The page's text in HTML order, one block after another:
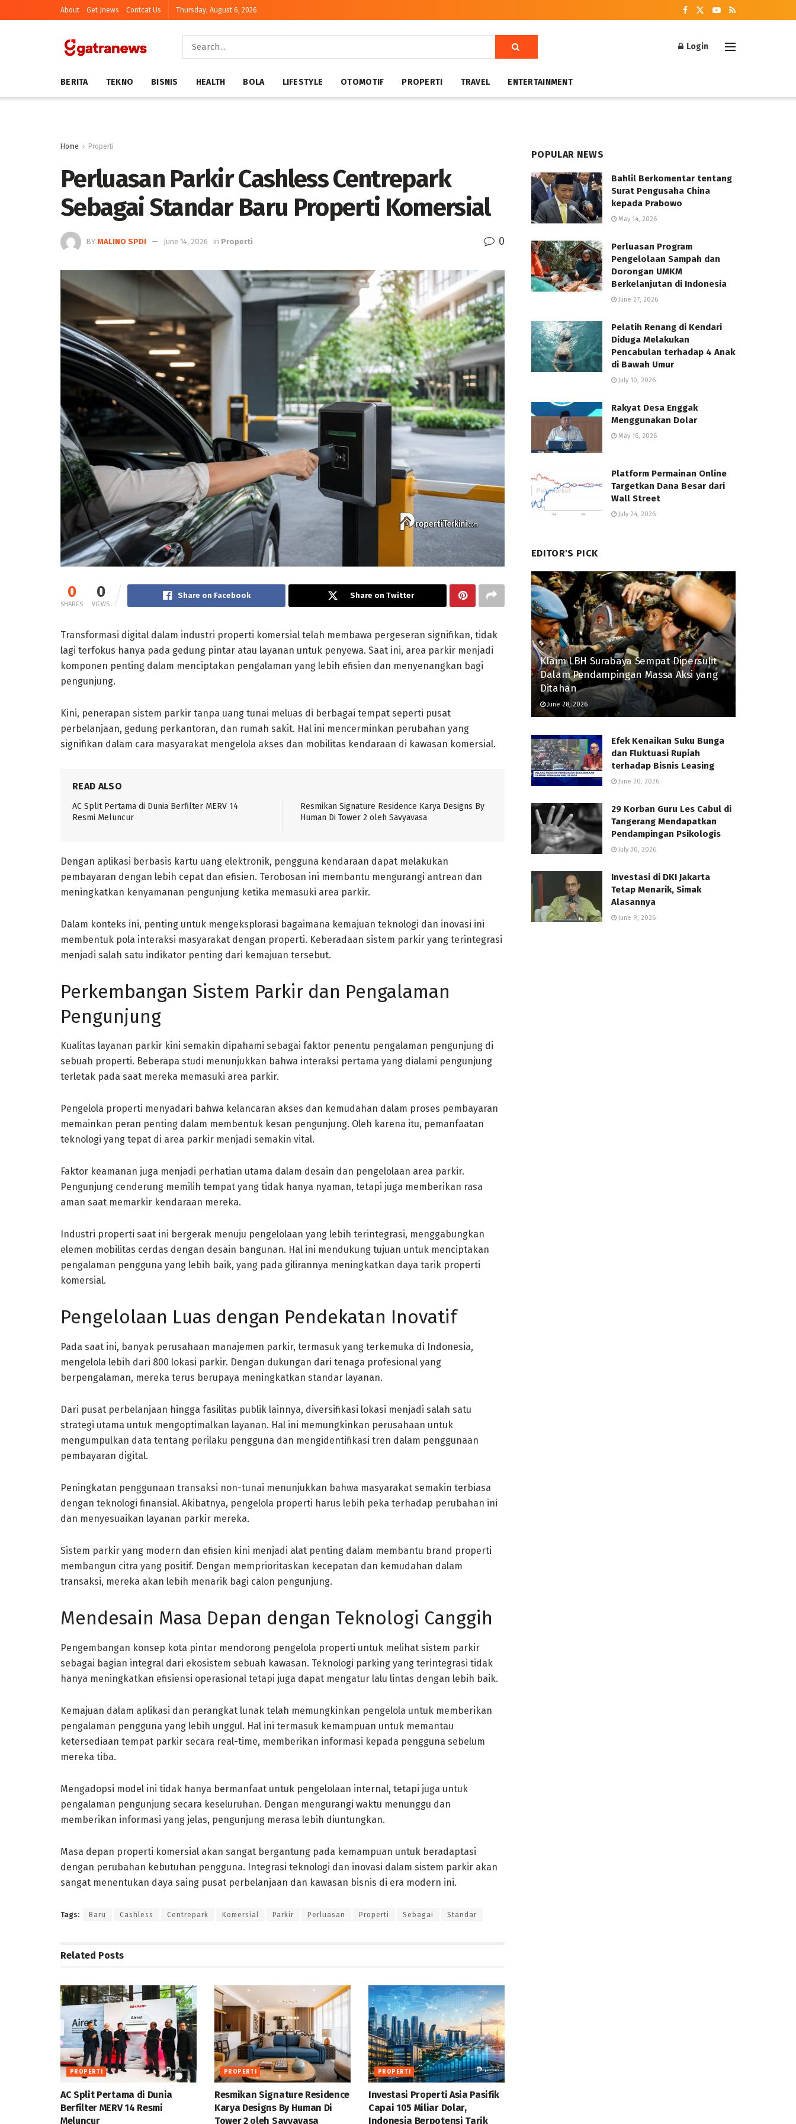
About Get Jnews Contcat Us Thursday, August 6, 2026
Login
BERITA TEKNO BISNIS HEALTH BOLA LIFESTYLE OTOMOTIF PROPERTI TRAVEL ENTERTAINMENT
Home Properti
Perluasan Parkir Cashless Centrepark
Sebagai Standar Baru Properti Komersial
BY MALINO SPDI June 14, 2026 in Properti 0
0
SHARES
0
VIEWS
Share on Facebook Share on Twitter
Transformasi digital dalam industri properti komersial telah membawa pergeseran signifikan, tidak
lagi terfokus hanya pada gedung pintar atau layanan untuk penyewa. Saat ini, area parkir menjadi
komponen penting dalam menciptakan pengalaman yang lebih efisien dan menyenangkan bagi
pengunjung.
Kini, penerapan sistem parkir tanpa uang tunai meluas di berbagai tempat seperti pusat
perbelanjaan, gedung perkantoran, dan rumah sakit. Hal ini mencerminkan perubahan yang
signifikan dalam cara masyarakat mengelola akses dan mobilitas kendaraan di kawasan komersial.
READ ALSO
AC Split Pertama di Dunia Berfilter MERV 14
Resmi Meluncur
Resmikan Signature Residence Karya Designs By
Human Di Tower 2 oleh Savyavasa
Dengan aplikasi berbasis kartu uang elektronik, pengguna kendaraan dapat melakukan
pembayaran dengan lebih cepat dan efisien. Terobosan ini membantu mengurangi antrean dan
meningkatkan kenyamanan pengunjung ketika memasuki area parkir.
Dalam konteks ini, penting untuk mengeksplorasi bagaimana kemajuan teknologi dan inovasi ini
membentuk pola interaksi masyarakat dengan properti. Keberadaan sistem parkir yang terintegrasi
menjadi salah satu indikator penting dari kemajuan tersebut.
Perkembangan Sistem Parkir dan Pengalaman
Pengunjung
Kualitas layanan parkir kini semakin dipahami sebagai faktor penentu pengalaman pengunjung di
sebuah properti. Beberapa studi menunjukkan bahwa interaksi pertama yang dialami pengunjung
terletak pada saat mereka memasuki area parkir.
Pengelola properti menyadari bahwa kelancaran akses dan kemudahan dalam proses pembayaran
memainkan peran penting dalam membentuk kesan pengunjung. Oleh karena itu, pemanfaatan
teknologi yang tepat di area parkir menjadi semakin vital.
Faktor keamanan juga menjadi perhatian utama dalam desain dan pengelolaan area parkir.
Pengunjung cenderung memilih tempat yang tidak hanya nyaman, tetapi juga memberikan rasa
aman saat memarkir kendaraan mereka.
Industri properti saat ini bergerak menuju pengelolaan yang lebih terintegrasi, menggabungkan
elemen mobilitas cerdas dengan desain bangunan. Hal ini mendukung tujuan untuk menciptakan
pengalaman pengguna yang lebih baik, yang pada gilirannya meningkatkan daya tarik properti
komersial.
Pengelolaan Luas dengan Pendekatan Inovatif
Pada saat ini, banyak perusahaan manajemen parkir, termasuk yang terkemuka di Indonesia,
mengelola lebih dari 800 lokasi parkir. Dengan dukungan dari tenaga profesional yang
berpengalaman, mereka terus berupaya meningkatkan standar layanan.
Dari pusat perbelanjaan hingga fasilitas publik lainnya, diversifikasi lokasi menjadi salah satu
strategi utama untuk mengoptimalkan layanan. Hal ini memungkinkan perusahaan untuk
mengumpulkan data tentang perilaku pengguna dan mengidentifikasi tren dalam penggunaan
pembayaran digital.
Peningkatan penggunaan transaksi non-tunai menunjukkan bahwa masyarakat semakin terbiasa
dengan teknologi finansial. Akibatnya, pengelola properti harus lebih peka terhadap perubahan ini
dan menyesuaikan layanan parkir mereka.
Sistem parkir yang modern dan efisien kini menjadi alat penting dalam membantu brand properti
membangun citra yang positif. Dengan memprioritaskan kecepatan dan kemudahan dalam
transaksi, mereka akan lebih menarik bagi calon pengunjung.
Mendesain Masa Depan dengan Teknologi Canggih
Pengembangan konsep kota pintar mendorong pengelola properti untuk melihat sistem parkir
sebagai bagian integral dari ekosistem sebuah kawasan. Teknologi parking yang terintegrasi tidak
hanya meningkatkan efisiensi operasional tetapi juga dapat mengatur lalu lintas dengan lebih baik.
Kemajuan dalam aplikasi dan perangkat lunak telah memungkinkan pengelola untuk memberikan
pengalaman pengguna yang lebih unggul. Hal ini termasuk kemampuan untuk memantau
ketersediaan tempat parkir secara real-time, memberikan informasi kepada pengguna sebelum
mereka tiba.
Mengadopsi model ini tidak hanya bermanfaat untuk pengelolaan internal, tetapi juga untuk
pengalaman pengunjung secara keseluruhan. Dengan mengurangi waktu menunggu dan
memberikan informasi yang jelas, pengunjung merasa lebih diuntungkan.
Masa depan properti komersial akan sangat bergantung pada kemampuan untuk beradaptasi
dengan perubahan kebutuhan pengguna. Integrasi teknologi dan inovasi dalam sistem parkir akan
sangat menentukan daya saing pusat perbelanjaan dan kawasan bisnis di era modern ini.
Tags: Baru Cashless Centrepark Komersial Parkir Perluasan Properti Sebagai Standar
Related Posts
PROPERTI
AC Split Pertama di Dunia
Berfilter MERV 14 Resmi
Meluncur
PROPERTI
Resmikan Signature Residence
Karya Designs By Human Di
Tower 2 oleh Savyavasa
PROPERTI
Investasi Properti Asia Pasifik
Capai 105 Miliar Dolar,
Indonesia Berpotensi Tarik
POPULAR NEWS
Bahlil Berkomentar tentang
Surat Pengusaha China
kepada Prabowo
May 14, 2026
Perluasan Program
Pengelolaan Sampah dan
Dorongan UMKM
Berkelanjutan di Indonesia
June 27, 2026
Pelatih Renang di Kendari
Diduga Melakukan
Pencabulan terhadap 4 Anak
di Bawah Umur
July 10, 2026
Rakyat Desa Enggak
Menggunakan Dolar
May 16, 2026
Platform Permainan Online
Targetkan Dana Besar dari
Wall Street
July 24, 2026
EDITOR'S PICK
Klaim LBH Surabaya Sempat Dipersulit
Dalam Pendampingan Massa Aksi yang
Ditahan
June 28, 2026
Efek Kenaikan Suku Bunga
dan Fluktuasi Rupiah
terhadap Bisnis Leasing
June 20, 2026
29 Korban Guru Les Cabul di
Tangerang Mendapatkan
Pendampingan Psikologis
July 30, 2026
Investasi di DKI Jakarta
Tetap Menarik, Simak
Alasannya
June 9, 2026